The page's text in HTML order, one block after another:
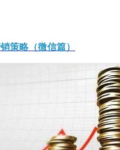
策略（微信篇）